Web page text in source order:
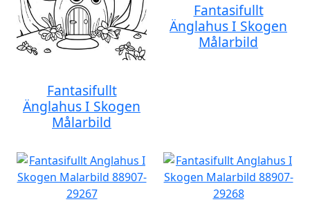
Fantasifullt
Änglahus I Skogen
Målarbild
Fantasifullt
Änglahus I Skogen
Målarbild